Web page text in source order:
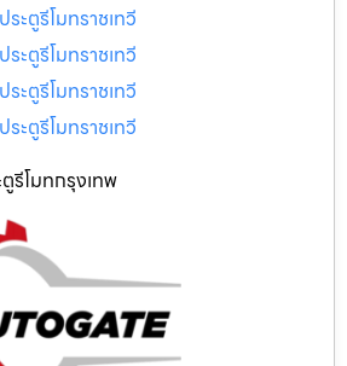
ระตูรีโมทราชเทวี
ระตูรีโมทราชเทวี
ระตูรีโมทราชเทวี
ระตูรีโมทราชเทวี
รีโมทกรุงเทพ